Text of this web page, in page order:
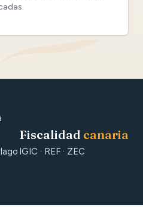
Fiscalidad canaria
IGIC · REF · ZEC